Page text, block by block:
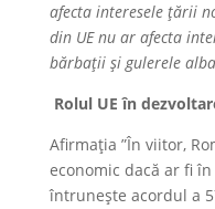
afecta interesele țării
din UE nu ar afecta
bărbații și gulerele
Rolul UE în
Afirmația ”În viitor,
economic dacă ar fi
întrunește acordul a